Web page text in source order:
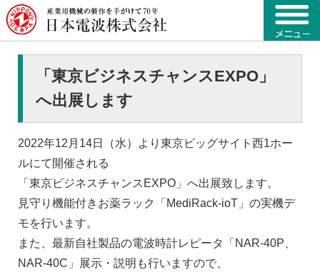
「東京ビジネスチャンスEXPO」
へ出展します
2022年12月14日（水）より東京ビッグサイト西1ホー
ルにて開催される
「東京ビジネスチャンスEXPO」へ出展致します。
見守り機能付きお薬ラック「MediRack-ioT」の実機デ
モを行います。
また、最新自社製品の電波時計レピータ「NAR-40P、
NAR-40C」展示・説明も行いますので、